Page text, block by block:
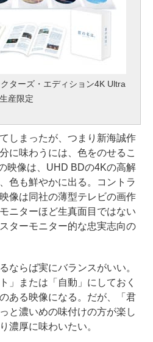
ターズ・エディション4K Ultra
産限定
しまったが、つまり新海誠作
に味わうには、色をのせるこ
映像は、UHD BDの4Kの高解
色も鮮やかに出る。コントラ
像は同社の薄型テレビの画作
ニターほど生真面目ではない
ターモニター的な忠実志向の
ならば実にバランスがいい。
」または「自動」にしておく
ある映像になる。だが、「君
と濃いめの味付けの方が楽し
濃厚に味わいたい。